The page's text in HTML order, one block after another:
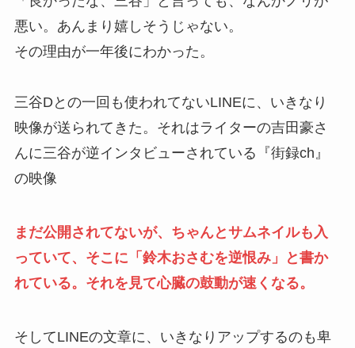
悪い。あんまり嬉しそうじゃない。
その理由が一年後にわかった。
三谷Dとの一回も使われてないLINEに、いきなり
映像が送られてきた。それはライターの吉田豪さ
んに三谷が逆インタビューされている『街録ch』
の映像
まだ公開されてないが、ちゃんとサムネイルも入
っていて、そこに「鈴木おさむを逆恨み」と書か
れている。それを見て心臓の鼓動が速くなる。
そしてLINEの文章に、いきなりアップするのも卑